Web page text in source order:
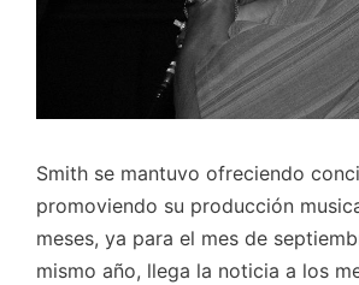
Smith se mantuvo ofreciendo
promoviendo su producción
meses, ya para el mes de
mismo año, llega la noticia a los